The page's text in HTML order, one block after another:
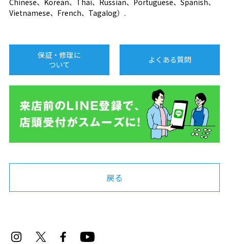
Vietnamese、French、Tagalog）.
保証・修理に
ついて
よくある質問
戻る